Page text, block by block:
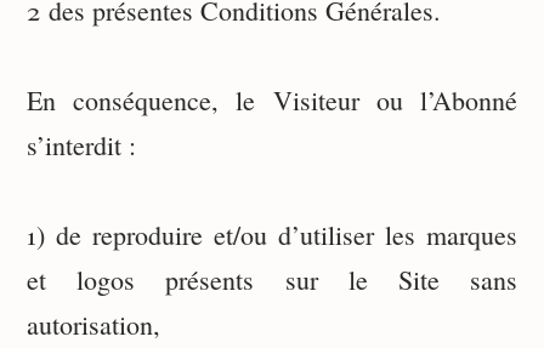
2 des présentes Conditions Générales.
En conséquence, le Visiteur ou l’Abonné
s’interdit :
1) de reproduire et/ou d’utiliser les marques
et logos présents sur le Site sans
autorisation,